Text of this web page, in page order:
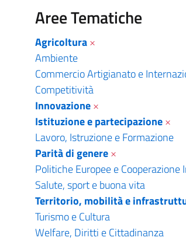
Catalogo
Aree Tematiche
Agricoltura×
Ambiente
Commercio Artigianato e
Competitività
Innovazione×
Istituzione e partecipazione×
Lavoro, Istruzione e Formazione
Parità di genere×
Politiche Europee e
Salute, sport e buona vita
Territorio, mobilità e
Turismo e Cultura
Welfare, Diritti e Cittadinanza